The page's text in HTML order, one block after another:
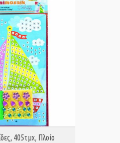
405τμχ, Πλοίο